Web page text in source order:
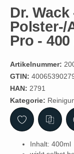
Dr. Wack
Polster-/
Pro - 400
Artikelnummer:
GTIN:
HAN: 2791
Kategorie:
Inhalt: 400ml